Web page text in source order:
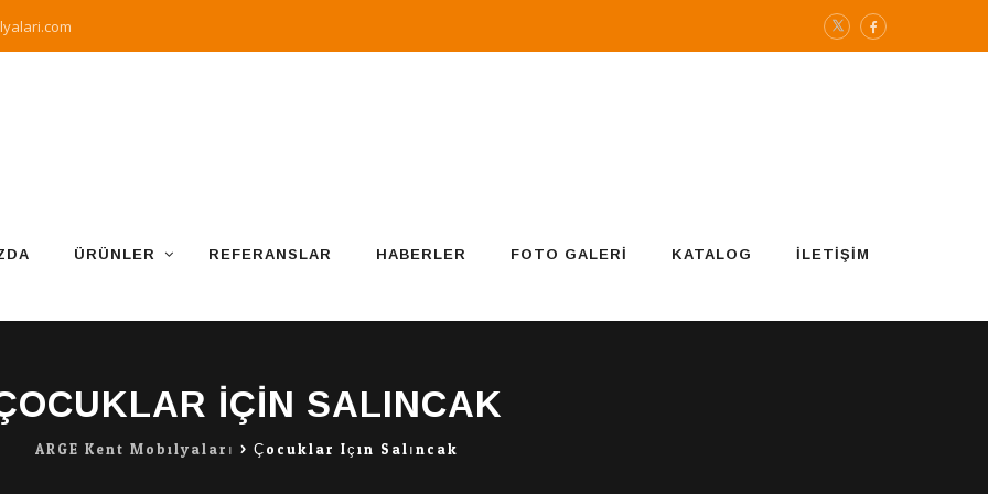
ÜRÜNLER REFERANSLAR HABERLER FOTO GALERI KATALOG İLETIŞIM
IÇIN SALINCAK
ARGE Kent Mobilyaları > Çocuklar Için Salıncak